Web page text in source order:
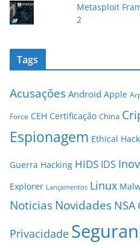
Metasploit
2
Tags
Acusações Android Apple
Force CEH Certificação China
Espionagem Ethical
Guerra Hacking HIDS IDS
Explorer Lançamentos Linux
NoticiasNovidades NSA
Privacidade